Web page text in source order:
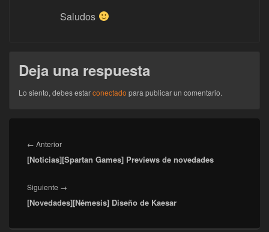
Saludos
Deja una respuesta
Lo siento, debes estarconectado para publicar un comentario.
de
entradas
← AnteriorEntrada
anterior:
[Noticias][Spartan Games] Previews de novedades
Siguiente →
siguiente:
[Novedades][Némesis] Diseño de Kaesar